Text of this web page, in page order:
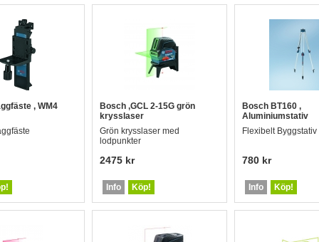
, WM4
Bosch ,GCL 2-15G grön
krysslaser
Grön krysslaser med
lodpunkter
2475 kr
Info Köp!
Bosch BT160 ,
Aluminiumstativ
Flexibelt Byggstativ
780 kr
Info Köp!